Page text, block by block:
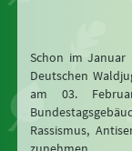
Schon im Januar
Deutschen
am 03.
Rassismus,